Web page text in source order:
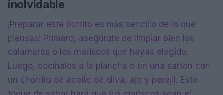
inolvidable
¡Preparar este burrito es más sencillo de lo que
piensas! Primero, asegúrate de limpiar bien los
calamares o los mariscos que hayas elegido.
Luego, cocínalos a la plancha o en una sartén con
un chorrito de aceite de oliva, ajo y perejil. Este